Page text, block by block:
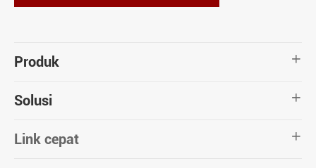
Produk 
Solusi 
Link cepat 